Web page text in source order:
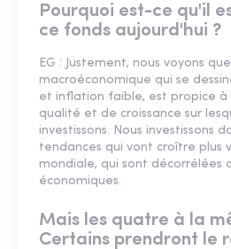
Pourquoi est-ce qu'il
ce fonds aujourd'hui ?
EG : Justement, nous voyons
macroéconomique qui se
et inflation faible, est propice à
qualité et de croissance sur
investissons. Nous investissons
tendances qui vont croître plus
mondiale, qui sont décorrélées
économiques.
Mais les quatre à la
Certains prendront le